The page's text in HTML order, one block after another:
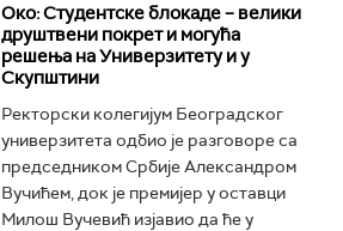
Око: Студентске блокаде – велики
друштвени покрет и могућа
решења на Универзитету и у
Скупштини
Ректорски колегијум Београдског
универзитета одбио је разговоре са
председником Србије Александром
Вучићем, док је премијер у оставци
Милош Вучевић изјавио да ће у